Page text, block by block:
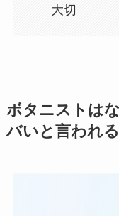
大切
ボタニストは
バいと言われ